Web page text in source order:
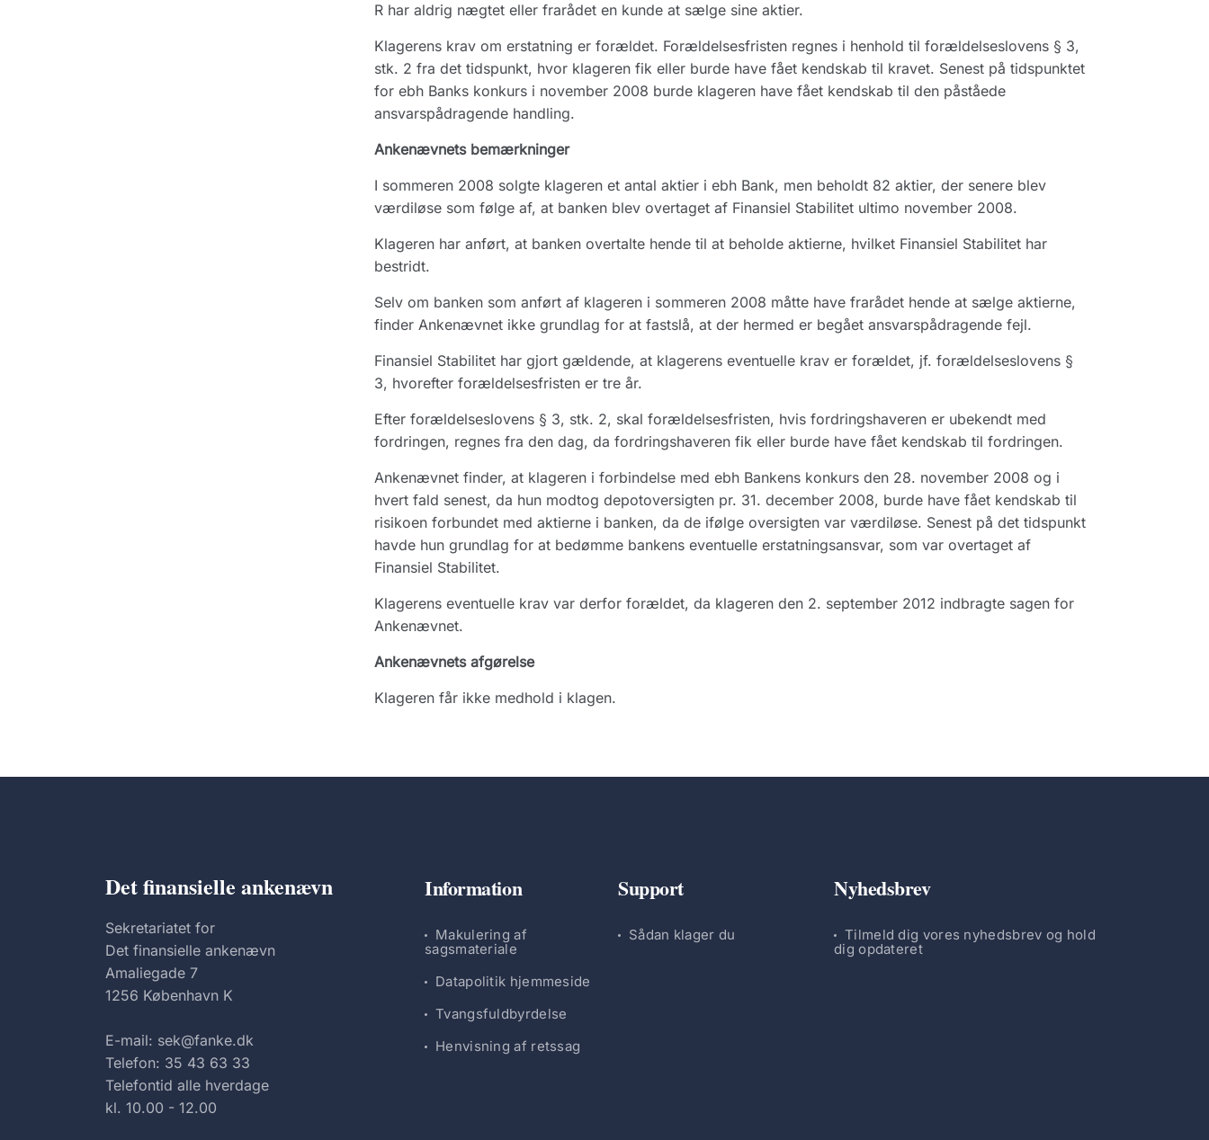
R har aldrig nægtet eller frarådet en kunde at sælge sine aktier.
Klagerens krav om erstatning er forældet. Forældelsesfristen regnes i henhold til forældelseslovens § 3,
stk. 2 fra det tidspunkt, hvor klageren fik eller burde have fået kendskab til kravet. Senest på tidspunktet
for ebh Banks konkurs i november 2008 burde klageren have fået kendskab til den påståede
ansvarspådragende handling.
Ankenævnets bemærkninger
I sommeren 2008 solgte klageren et antal aktier i ebh Bank, men beholdt 82 aktier, der senere blev
værdiløse som følge af, at banken blev overtaget af Finansiel Stabilitet ultimo november 2008.
Klageren har anført, at banken overtalte hende til at beholde aktierne, hvilket Finansiel Stabilitet har
bestridt.
Selv om banken som anført af klageren i sommeren 2008 måtte have frarådet hende at sælge aktierne,
finder Ankenævnet ikke grundlag for at fastslå, at der hermed er begået ansvarspådragende fejl.
Finansiel Stabilitet har gjort gældende, at klagerens eventuelle krav er forældet, jf. forældelseslovens §
3, hvorefter forældelsesfristen er tre år.
Efter forældelseslovens § 3, stk. 2, skal forældelsesfristen, hvis fordringshaveren er ubekendt med
fordringen, regnes fra den dag, da fordringshaveren fik eller burde have fået kendskab til fordringen.
Ankenævnet finder, at klageren i forbindelse med ebh Bankens konkurs den 28. november 2008 og i
hvert fald senest, da hun modtog depotoversigten pr. 31. december 2008, burde have fået kendskab til
risikoen forbundet med aktierne i banken, da de ifølge oversigten var værdiløse. Senest på det tidspunkt
havde hun grundlag for at bedømme bankens eventuelle erstatningsansvar, som var overtaget af
Finansiel Stabilitet.
Klagerens eventuelle krav var derfor forældet, da klageren den 2. september 2012 indbragte sagen for
Ankenævnet.
Ankenævnets afgørelse
Klageren får ikke medhold i klagen.
Det finansielle ankenævn
Sekretariatet for
Det finansielle ankenævn
Amaliegade 7
1256 København K
E-mail: sek@fanke.dk
Telefon: 35 43 63 33
Telefontid alle hverdage
kl. 10.00 - 12.00
Information
Makulering af
sagsmateriale
Datapolitik hjemmeside
Tvangsfuldbyrdelse
Henvisning af retssag
Support
Sådan klager du
Nyhedsbrev
Tilmeld dig vores nyhedsbrev og hold
dig opdateret